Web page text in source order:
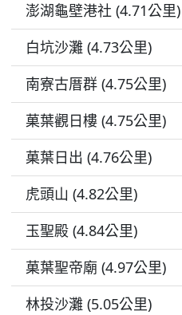
澎湖龜壁港社 (4.71公里)
白坑沙灘 (4.73公里)
南寮古厝群 (4.75公里)
菓葉觀日樓 (4.75公里)
菓葉日出 (4.76公里)
虎頭山 (4.82公里)
玉聖殿 (4.84公里)
菓葉聖帝廟 (4.97公里)
林投沙灘 (5.05公里)